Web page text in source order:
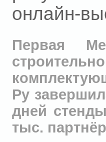
онлайн-
Первая
Ру
дней
тыс.